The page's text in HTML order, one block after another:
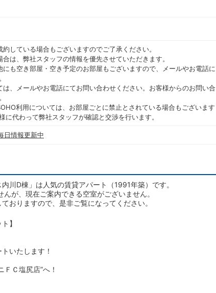
している場合もございますのでご了承ください。
は、弊社スタッフの情報を優先させていただきます。
も空き部屋・空き予定のお部屋もございますので、メールやお電話に
、メールやお電話にてお問い合わせください。お客様からのお問い合
利用については、お部屋ごとに禁止とされている場合もございます
に代わって弊社スタッフが確認と交渉を行います。
日情報更新中
川D棟」は人気の賃貸アパート（1991年築）です。
が、現在ご案内できる空室がございません。
おりますので、是非ご覧になってください。
】
いたします！
Ｃ塩尻店”へ！